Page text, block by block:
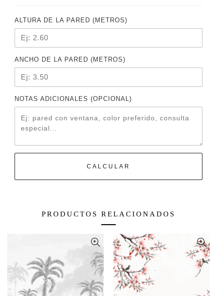
ALTURA DE LA PARED (METROS)
ANCHO DE LA PARED (METROS)
NOTAS ADICIONALES (OPCIONAL)
CALCULAR
PRODUCTOS RELACIONADOS